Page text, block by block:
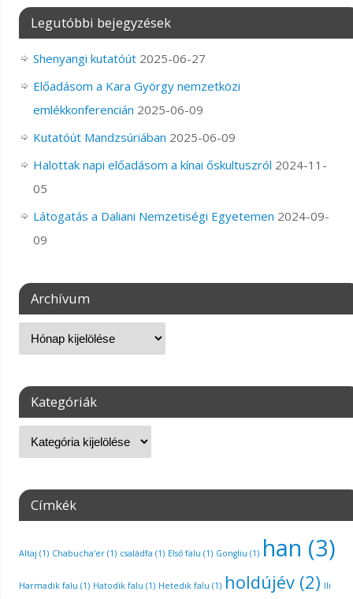
Legutóbbi bejegyzések
Shenyangi kutatóút 2025-06-27
Előadásom a Kara György nemzetközi
emlékkonferencián 2025-06-09
Kutatóút Mandzsúriában 2025-06-09
Halottak napi előadásom a kínai őskultuszról 2024-11-
05
Látogatás a Daliani Nemzetiségi Egyetemen 2024-09-
09
Archívum
Kategóriák
Címkék
Altaj (1) Chabucha'er(1) családfa (1) Első falu (1) Gongliu (1) han (3)
Harmadik falu (1) Hatodik falu (1) Hetedik falu (1) holdújév(2) Ili